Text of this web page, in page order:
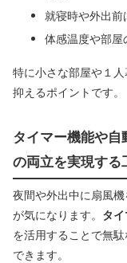
就寝時や外出前
体感温度や部屋
特に小さな部屋や１
抑えるポイントです。
タイマー機能や自
の両立を実現する
夜間や外出中に扇風
が気になります。 タ
を活用することで無
できます。